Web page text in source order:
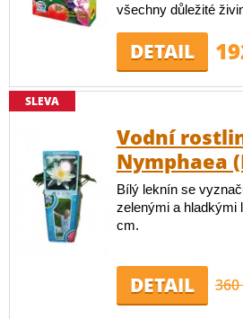
všechny důležité
DETAIL
SLEVA
Vodní
Nymphaea
Bílý leknín se
zelenými a hladkými
cm.
DETAIL 360